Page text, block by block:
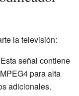
la televisión:
señal contiene
para alta
adicionales.